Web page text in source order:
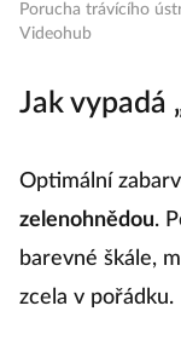
Porucha trávícího
Videohub
Jak vypadá
Optimální
zelenohnědou.
barevné škále,
zcela v pořádku.